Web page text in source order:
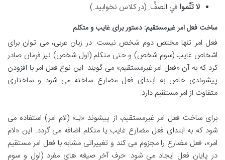
لا تَنْموا في الصفِّ. (در کلاس نخوابید.)
ساخت فعل امر غیرمستقیم: دستور برای غایب و متکلم
فعل امر تنها مختص دوم شخص نیست. در زبان عربی، می توان برای
اشخاص غایب (سوم شخص) و حتی متکلم (اول شخص) نیز فرمان صادر
کرد که به آن «فعل امر غیرمستقیم» می گویند. این نوع فعل امر با افزودن
پیشوندی خاص به ابتدای فعل مضارع ساخته می شود و ساختاری
متفاوت از امر مستقیم دارد.
برای ساخت فعل امر غیرمستقیم، از پیشوند «لِـ» (لام امر) استفاده می
شود که به ابتدای فعل مضارع غایب یا متکلم اضافه می گردد. این «لام
امر»، فعل مضارع را مجزوم می کند و تغییراتی مشابه با فعل امر مستقیم
در پایان فعل ایجاد می شود: حرف آخر صیغه های مفرد (اول و سوم